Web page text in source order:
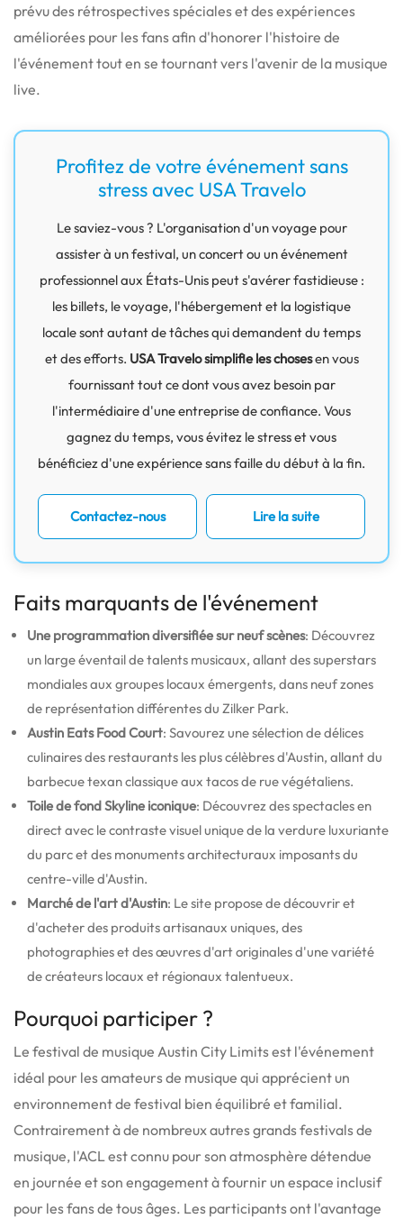
prévu des rétrospectives spéciales et des expériences
améliorées pour les fans afin d'honorer l'histoire de
l'événement tout en se tournant vers l'avenir de la musique
live.
Profitez de votre événement sans
stress avec USA Travelo
Le saviez-vous ? L'organisation d'un voyage pour
assister à un festival, un concert ou un événement
professionnel aux États-Unis peut s'avérer fastidieuse :
les billets, le voyage, l'hébergement et la logistique
locale sont autant de tâches qui demandent du temps
et des efforts. USA Travelo simplifie les chosesen vous
fournissant tout ce dont vous avez besoin par
l'intermédiaire d'une entreprise de confiance. Vous
gagnez du temps, vous évitez le stress et vous
bénéficiez d'une expérience sans faille du début à la fin.
Contactez-nous Lire la suite
Faits marquants de l'événement
Une programmation diversifiée sur neuf scènes: Découvrez
un large éventail de talents musicaux, allant des superstars
mondiales aux groupes locaux émergents, dans neuf zones
de représentation différentes du Zilker Park.
Austin Eats Food Court: Savourez une sélection de délices
culinaires des restaurants les plus célèbres d'Austin, allant du
barbecue texan classique aux tacos de rue végétaliens.
Toile de fond Skyline iconique: Découvrez des spectacles en
direct avec le contraste visuel unique de la verdure luxuriante
du parc et des monuments architecturaux imposants du
centre-ville d'Austin.
Marché de l'art d'Austin: Le site propose de découvrir et
d'acheter des produits artisanaux uniques, des
photographies et des œuvres d'art originales d'une variété
de créateurs locaux et régionaux talentueux.
Pourquoi participer ?
Le festival de musique Austin City Limits est l'événement
idéal pour les amateurs de musique qui apprécient un
environnement de festival bien équilibré et familial.
Contrairement à de nombreux autres grands festivals de
musique, l'ACL est connu pour son atmosphère détendue
en journée et son engagement à fournir un espace inclusif
pour les fans de tous âges. Les participants ont l'avantage